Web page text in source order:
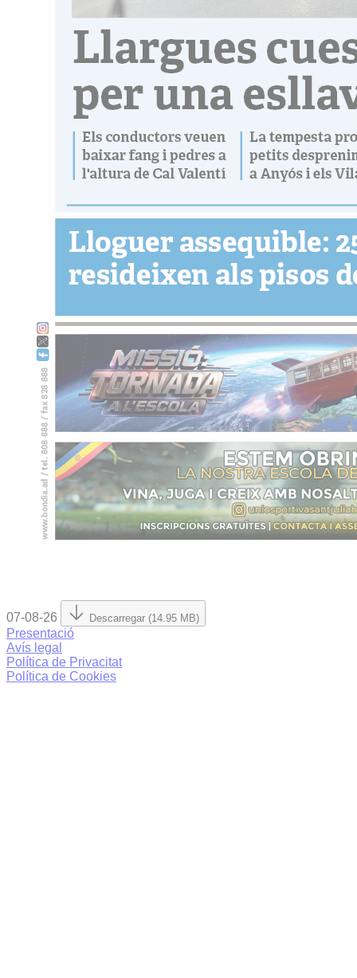
07-08-26 Descarregar (14.95 MB)
Presentació
Avís legal
Política de Privacitat
Política de Cookies